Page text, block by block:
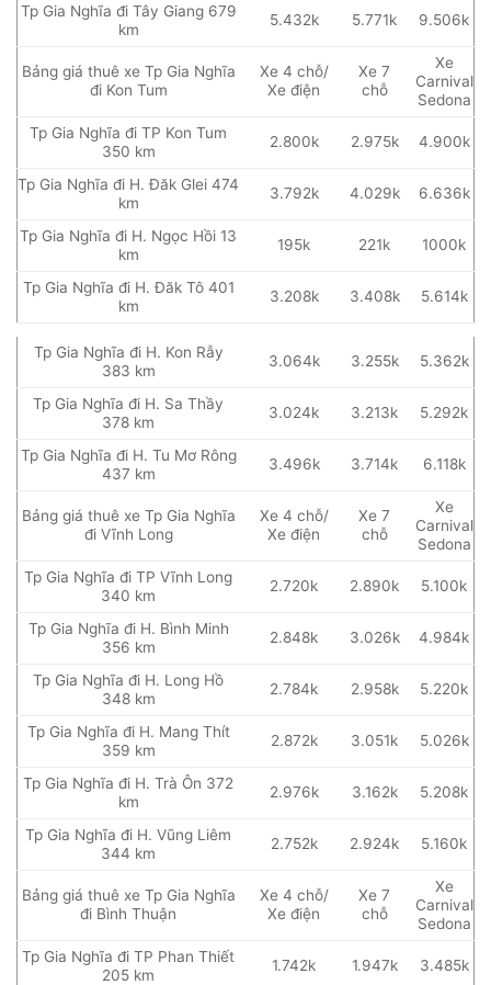
Tp Gia Nghĩa đi Tây Giang 679
km
5.432k 5.771k 9.506k
Bảng giá thuê xe Tp Gia Nghĩa
đi Kon Tum
Xe 4 chỗ/
Xe điện
Xe 7
chỗ
Xe
Carnival
Sedona
Tp Gia Nghĩa đi TP Kon Tum
350 km
2.800k 2.975k 4.900k
Tp Gia Nghĩa đi H. Đăk Glei 474
km
3.792k 4.029k 6.636k
Tp Gia Nghĩa đi H. Ngọc Hồi 13
km
195k 221k 1000k
Tp Gia Nghĩa đi H. Đăk Tô 401
km
3.208k 3.408k 5.614k
Tp Gia Nghĩa đi H. Kon Rẫy
383 km
3.064k 3.255k 5.362k
Tp Gia Nghĩa đi H. Sa Thầy
378 km
3.024k 3.213k 5.292k
Tp Gia Nghĩa đi H. Tu Mơ Rông
437 km
3.496k 3.714k 6.118k
Bảng giá thuê xe Tp Gia Nghĩa
đi Vĩnh Long
Xe 4 chỗ/
Xe điện
Xe 7
chỗ
Xe
Carnival
Sedona
Tp Gia Nghĩa đi TP Vĩnh Long
340 km
2.720k 2.890k 5.100k
Tp Gia Nghĩa đi H. Bình Minh
356 km
2.848k 3.026k 4.984k
Tp Gia Nghĩa đi H. Long Hồ
348 km
2.784k 2.958k 5.220k
Tp Gia Nghĩa đi H. Mang Thít
359 km
2.872k 3.051k 5.026k
Tp Gia Nghĩa đi H. Trà Ôn 372
km
2.976k 3.162k 5.208k
Tp Gia Nghĩa đi H. Vũng Liêm
344 km
2.752k 2.924k 5.160k
Bảng giá thuê xe Tp Gia Nghĩa
đi Bình Thuận
Xe 4 chỗ/
Xe điện
Xe 7
chỗ
Xe
Carnival
Sedona
Tp Gia Nghĩa đi TP Phan Thiết
205 km
1.742k 1.947k 3.485k